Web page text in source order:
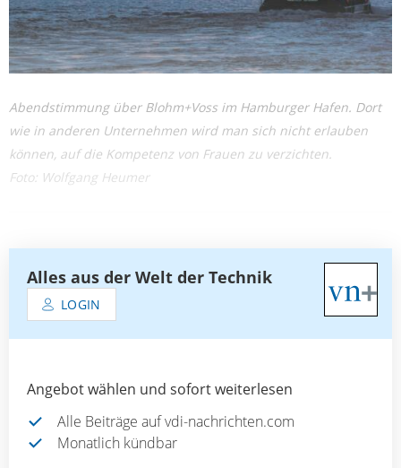
Abendstimmung über Blohm+Voss im Hamburger Hafen. Dort
wie in anderen Unternehmen wird man sich nicht erlauben
können, auf die Kompetenz von Frauen zu verzichten.
Foto: Wolfgang Heumer
Alles aus der Welt der Technik
LOGIN
Angebot wählen und sofort weiterlesen
Alle Beiträge auf vdi-nachrichten.com
Monatlich kündbar